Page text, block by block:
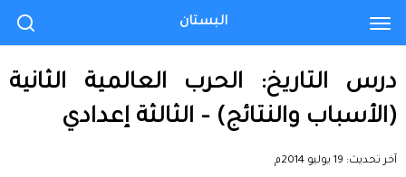
درس التاريخ: الحرب العالمية الثانية
(الأسباب والنتائج) – الثالثة إعدادي
آخر تحديث: 19 يوليو 2014م
البستان